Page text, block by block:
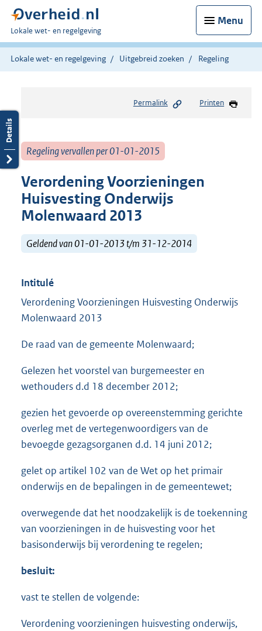
Menu
U
bent
hier:
Lokale wet- en regelgeving
Lokale wet- en regelgeving Uitgebreid zoeken Regeling
Permalink Printen
Regeling vervallen per 01-01-2015
Verordening Voorzieningen
Huisvesting Onderwijs
Molenwaard 2013
Geldend van 01-01-2013 t/m 31-12-2014
Intitulé
Verordening Voorzieningen Huisvesting Onderwijs
Molenwaard 2013
De raad van de gemeente Molenwaard;
Gelezen het voorstel van burgemeester en
wethouders d.d 18 december 2012;
gezien het gevoerde op overeenstemming gerichte
overleg met de vertegenwoordigers van de
bevoegde gezagsorganen d.d. 14 juni 2012;
gelet op artikel 102 van de Wet op het primair
onderwijs en de bepalingen in de gemeentewet;
overwegende dat het noodzakelijk is de toekenning
van voorzieningen in de huisvesting voor het
basisonderwijs bij verordening te regelen;
besluit:
vast te stellen de volgende:
Verordening voorzieningen huisvesting onderwijs,